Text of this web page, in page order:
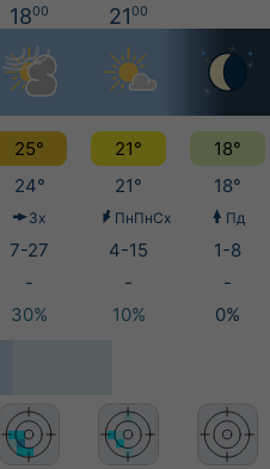
1800 2100
25° 21°
18°
24° 21° 18°
Зх ПнПнСх Пд
7-27 4-15
1-8
- -
-
30% 10% 0%